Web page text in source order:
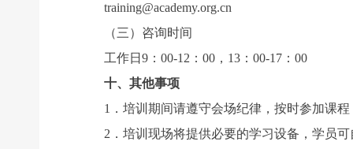
training@academy.org.cn
（三）咨询时间
工作日9：00-12：00，13：00-17：00
十、其他事项
1．培训期间请遵守会场纪律，按时参加课程
2．培训现场将提供必要的学习设备，学员可